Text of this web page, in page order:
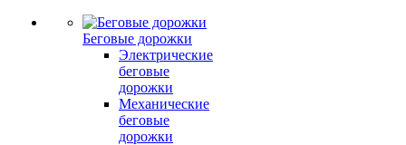
Беговые дорожки
Электрические
беговые
дорожки
Механические
беговые
дорожки